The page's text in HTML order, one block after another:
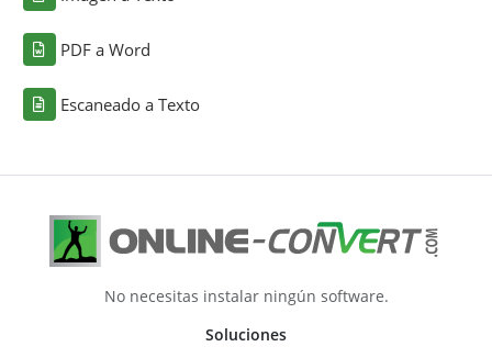
PDF a Word
Escaneado a Texto
No necesitas instalar ningún software.
Soluciones